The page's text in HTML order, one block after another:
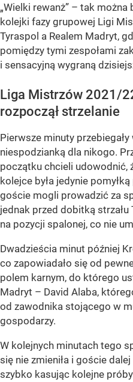
„Wielki rewanż” – tak
kolejki fazy grupowej Ligi
Tyraspol a Realem Madryt,
pomiędzy tymi zespołami
i sensacyjną wygraną
Liga Mistrzów 2021/
rozpoczął strzelanie
Pierwsze minuty
niespodzianką dla nikogo.
początku chcieli udowodnić,
kolejce była jedynie
goście mogli prowadzić za
jednak przed dobitką strzału
na pozycji spalonej, co nie
Dwadzieścia minut później
co zapowiadało się od
polem karnym, do którego
Madryt – David Alaba,
od zawodnika stojącego w
gospodarzy.
W kolejnych minutach tego
się nie zmieniła i goście
szybko kasując kolejne